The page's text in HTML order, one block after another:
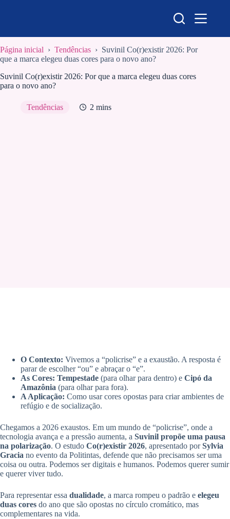
Página inicial › Tendências › Suvinil Co(r)existir 2026: Por
que a marca elegeu duas cores para o novo ano?
Suvinil Co(r)existir 2026: Por que a marca elegeu duas cores
para o novo ano?
Tendências 2 mins
O Contexto: Vivemos a “policrise” e a exaustão. A resposta é
parar de escolher “ou” e abraçar o “e”.
As Cores: Tempestade (para olhar para dentro) e Cipó da
Amazônia (para olhar para fora).
A Aplicação: Como usar cores opostas para criar ambientes de
refúgio e de socialização.
Chegamos a 2026 exaustos. Em um mundo de “policrise”, onde a
tecnologia avança e a pressão aumenta, a Suvinil propõe uma pausa
na polarização. O estudo Co(r)existir 2026, apresentado porSylvia
Gracia no evento da Politintas, defende que não precisamos ser uma
coisa ou outra. Podemos ser digitais e humanos. Podemos querer sumir
e querer viver tudo.
Para representar essa dualidade, a marca rompeu o padrão e elegeu
duas cores do ano que são opostas no círculo cromático, mas
complementares na vida.